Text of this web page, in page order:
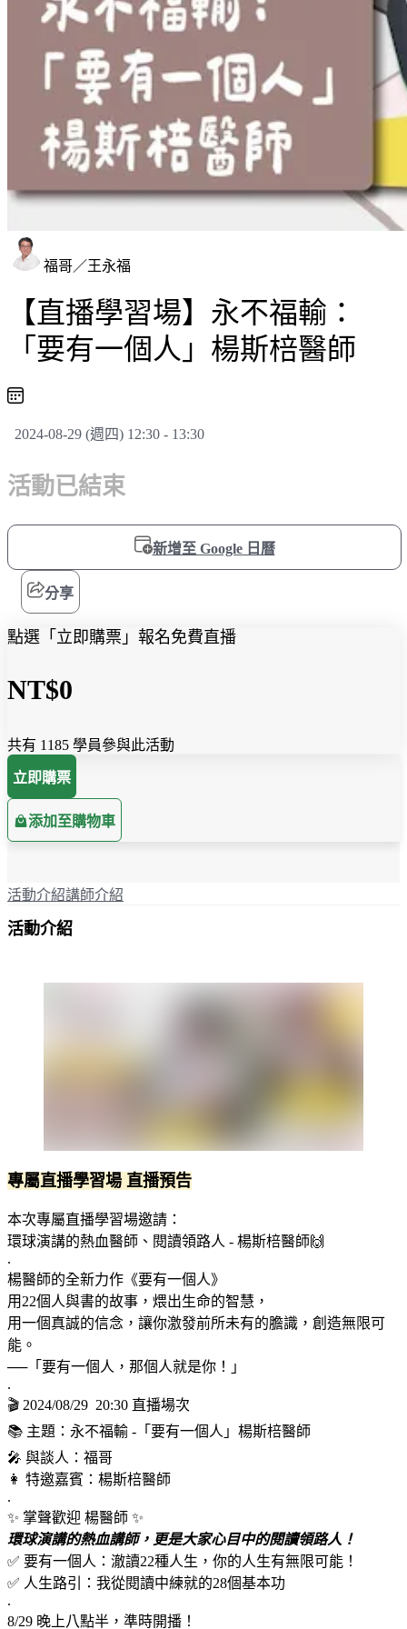
福哥／王永福
【直播學習場】永不福輸：
「要有一個人」楊斯棓醫師
2024-08-29 (週四) 12:30 - 13:30
活動已結束
新增至 Google 日曆
分享
點選「立即購票」報名免費直播
NT$0
共有 1185 學員參與此活動
立即購票
添加至購物車
活動介紹講師介紹
活動介紹
專屬直播學習場 直播預告
本次專屬直播學習場邀請：
環球演講的熱血醫師、閱讀領路人 - 楊斯棓醫師🙌
.
楊醫師的全新力作《要有一個人》
用22個人與書的故事，煨出生命的智慧，
用一個真誠的信念，讓你激發前所未有的膽識，創造無限可
能。
──「要有一個人，那個人就是你！」
.
🎬 2024/08/29 20:30 直播場次
📚 主題：永不福輸 -「要有一個人」楊斯棓醫師
🎤 與談人：福哥
👩 特邀嘉賓：楊斯棓醫師
.
✨ 掌聲歡迎 楊醫師 ✨
環球演講的熱血講師，更是大家心目中的閱讀領路人！
✅ 要有一個人：澈讀22種人生，你的人生有無限可能！
✅ 人生路引：我從閱讀中練就的28個基本功
.
8/29 晚上八點半，準時開播！